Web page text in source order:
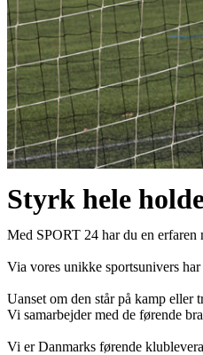
Styrk hele
Med SPORT 24 har du en erfaren
Via vores unikke sportsunivers
Uanset om den står på kamp eller
Vi samarbejder med de førende
Vi er Danmarks førende